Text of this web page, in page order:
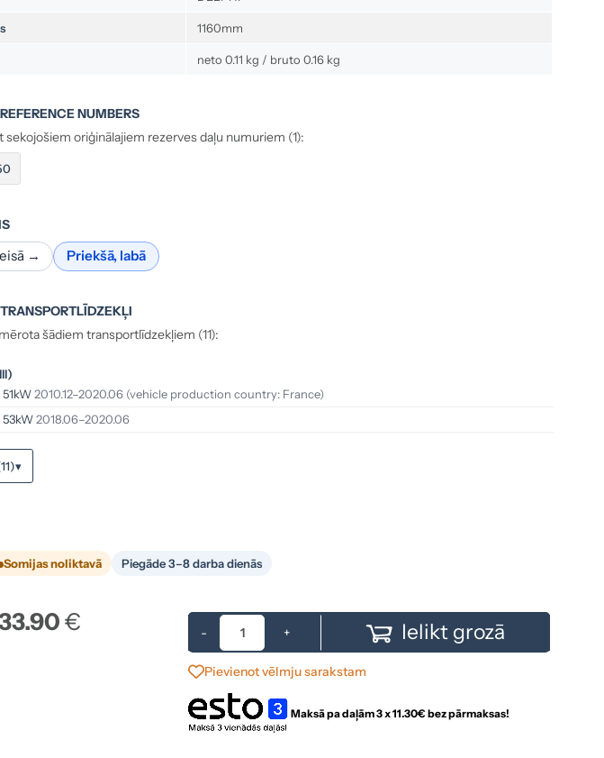
1160mm
neto 0.11 kg / bruto 0.16 kg
NUMBERS
sekojošiem oriģinālajiem rezerves daļu numuriem (1):
→ Priekšā, labā
šādiem transportlīdzekļiem (11):
51kW2010.12–2020.06 (vehicle production country: France)
53kW2018.06–2020.06
▾
Somijas noliktavā Piegāde 3–8 darba dienās
€ - + Ielikt grozā
Pievienot vēlmju sarakstam
Maksā pa daļām 3 x11.30€ bez pārmaksas!